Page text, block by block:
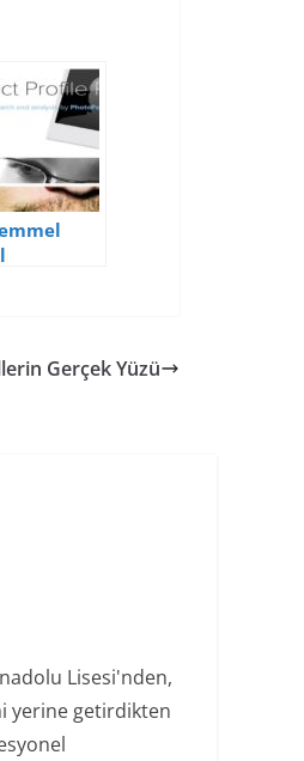
Gerçek Yüzü
Lisesi'nden,
yerine getirdikten